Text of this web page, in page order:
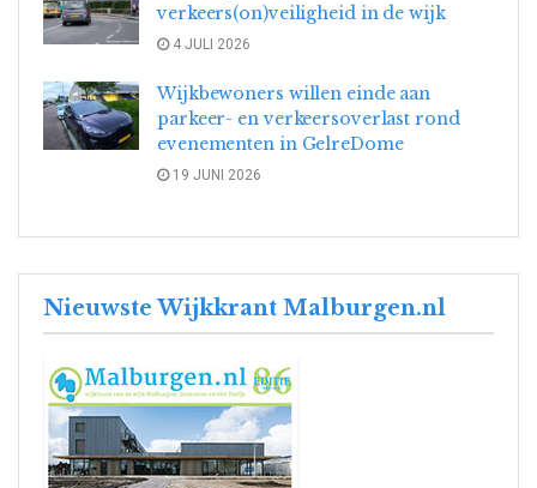
verkeers(on)veiligheid in de wijk
4 JULI 2026
Wijkbewoners willen einde aan
parkeer- en verkeersoverlast rond
evenementen in GelreDome
19 JUNI 2026
Nieuwste Wijkkrant Malburgen.nl